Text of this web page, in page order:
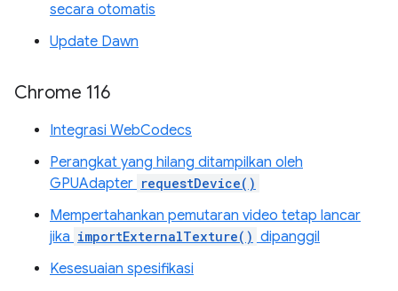
secara otomatis
Update Dawn
Chrome 116
Integrasi WebCodecs
Perangkat yang hilang ditampilkan oleh
GPUAdapter requestDevice()
Mempertahankan pemutaran video tetap lancar
jika importExternalTexture() dipanggil
Kesesuaian spesifikasi